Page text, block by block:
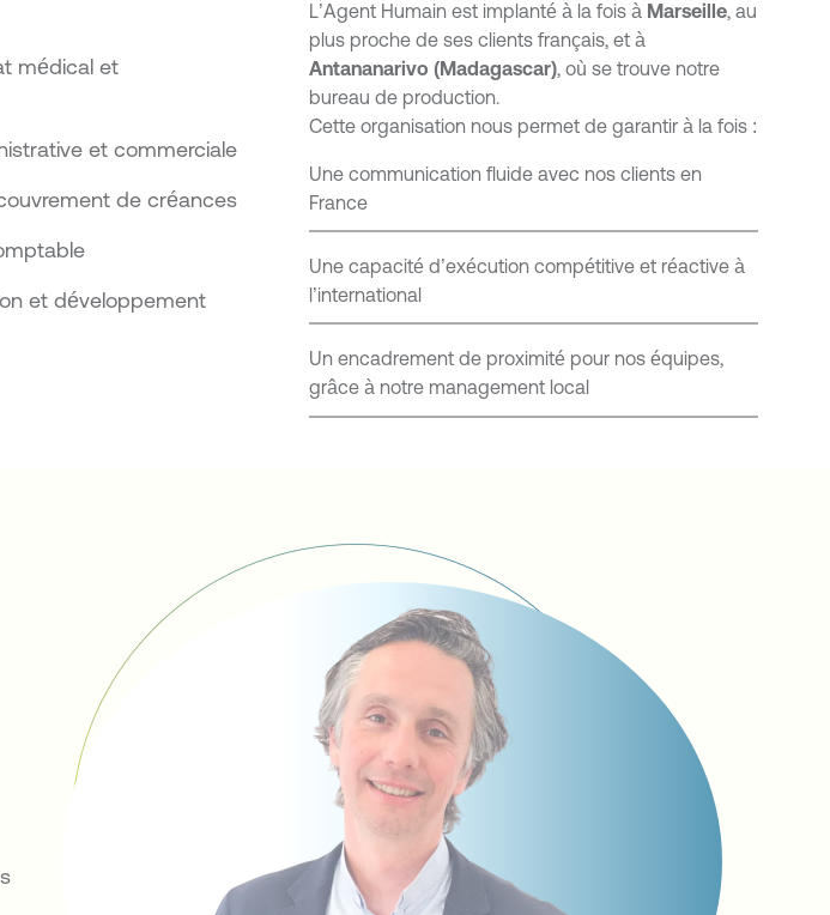
médical et
et commerciale
de créances
et développement
L’Agent Humain est implanté à la fois à Marseille, au
plus proche de ses clients français, et à
Antananarivo (Madagascar), où se trouve notre
bureau de production.
Cette organisation nous permet de garantir à la fois :
Une communication fluide avec nos clients en
France
Une capacité d’exécution compétitive et réactive à
l’international
Un encadrement de proximité pour nos équipes,
grâce à notre management local